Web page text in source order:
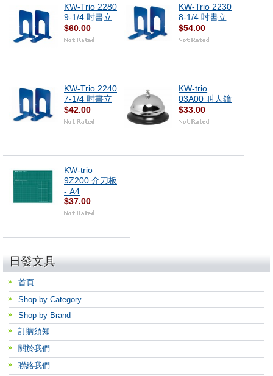
KW-Trio 2280
9-1/4 吋書立
$60.00
KW-Trio 2230
8-1/4 吋書立
$54.00
KW-Trio 2240
7-1/4 吋書立
$42.00
KW-trio
03A00 叫人鐘
$33.00
KW-trio
9Z200 介刀板
- A4
$37.00
日發文具
首頁
Shop by Category
Shop by Brand
訂購須知
關於我們
聯絡我們